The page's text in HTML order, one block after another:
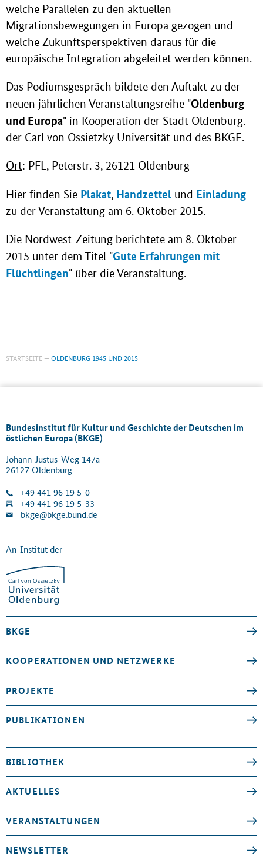
welche Parallelen zu den aktuellen
Migrationsbewegungen in Europa gezogen und
welche Zukunftsperspektiven daraus für die
europäische Integration abgeleitet werden können.
Das Podiumsgespräch bildete den Auftakt zu der
neuen jährlichen Veranstaltungsreihe "Oldenburg
und Europa" in Kooperation der Stadt Oldenburg.
der Carl von Ossietzky Universität und des BKGE.
Ort: PFL, Peterstr. 3, 26121 Oldenburg
Hier finden Sie Plakat, Handzettel und Einladung
zu der Veranstaltung am 6. Oktober 2015.
Die Nordwest-Zeitung berichtete am 8. Oktober
2015 unter dem Titel "Gute Erfahrungen mit
Flüchtlingen" über die Veranstaltung.
STARTSEITE OLDENBURG 1945 UND 2015
Bundesinstitut für Kultur und Geschichte der Deutschen im
östlichen Europa (BKGE)
Johann-Justus-Weg 147a
26127 Oldenburg
+49 441 96 19 5-0
+49 441 96 19 5-33
bkge@bkge.bund.de
An-Institut der
BKGE
KOOPERATIONEN UND NETZWERKE
PROJEKTE
PUBLIKATIONEN
BIBLIOTHEK
AKTUELLES
VERANSTALTUNGEN
NEWSLETTER